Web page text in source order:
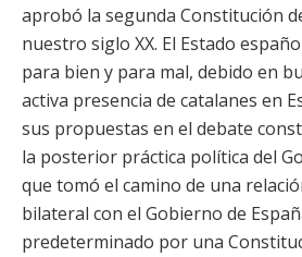
aprobó la segunda Constitución
nuestro siglo XX. El Estado
para bien y para mal, debido en
activa presencia de catalanes en
sus propuestas en el debate
la posterior práctica política del
que tomó el camino de una
bilateral con el Gobierno de
predeterminado por una